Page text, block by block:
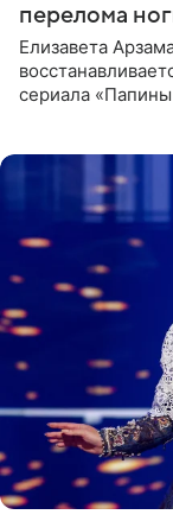
перелома
Елизавета
сериала